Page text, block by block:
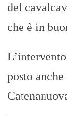
del
che è in
posto